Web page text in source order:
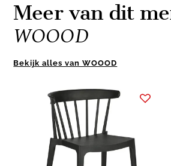
Meer van dit
WOOOD
Bekijk alles van WOOOD